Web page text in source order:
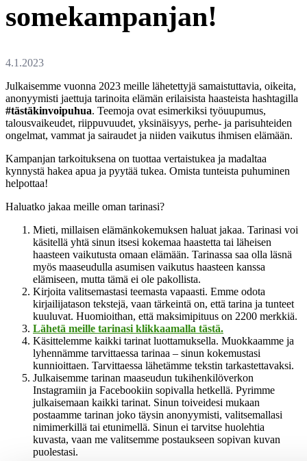
somekampanjan!
Julkaisemme vuonna 2023 meille lähetettyjä samaistuttavia, oikeita,
anonyymisti jaettuja tarinoita elämän erilaisista haasteista hashtagilla
#tästäkinvoipuhua. Teemoja ovat esimerkiksi työuupumus,
talousvaikeudet, riippuvuudet, yksinäisyys, perhe- ja parisuhteiden
ongelmat, vammat ja sairaudet ja niiden vaikutus ihmisen elämään.
Kampanjan tarkoituksena on tuottaa vertaistukea ja madaltaa
kynnystä hakea apua ja pyytää tukea. Omista tunteista puhuminen
helpottaa!
Haluatko jakaa meille oman tarinasi?
Mieti, millaisen elämänkokemuksen haluat jakaa. Tarinasi voi
käsitellä yhtä sinun itsesi kokemaa haastetta tai läheisen
haasteen vaikutusta omaan elämään. Tarinassa saa olla läsnä
myös maaseudulla asumisen vaikutus haasteen kanssa
elämiseen, mutta tämä ei ole pakollista.
Kirjoita valitsemastasi teemasta vapaasti. Emme odota
kirjailijatason tekstejä, vaan tärkeintä on, että tarina ja tunteet
kuuluvat. Huomioithan, että maksimipituus on 2200 merkkiä.
Lähetä meille tarinasi klikkaamalla tästä.
Käsittelemme kaikki tarinat luottamuksella. Muokkaamme ja
lyhennämme tarvittaessa tarinaa – sinun kokemustasi
kunnioittaen. Tarvittaessa lähetämme tekstin tarkastettavaksi.
Julkaisemme tarinan maaseudun tukihenkilöverkon
Instagramiin ja Facebookiin sopivalla hetkellä. Pyrimme
julkaisemaan kaikki tarinat. Sinun toiveidesi mukaan
postaamme tarinan joko täysin anonyymisti, valitsemallasi
nimimerkillä tai etunimellä. Sinun ei tarvitse huolehtia
kuvasta, vaan me valitsemme postaukseen sopivan kuvan
puolestasi.